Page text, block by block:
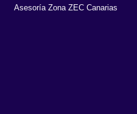
Asesoría Zona ZEC Canarias